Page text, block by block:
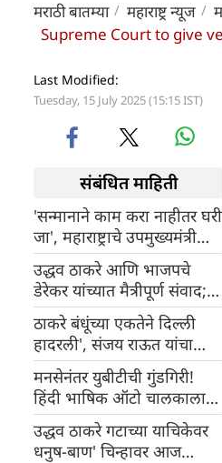
मराठी बातम्या महाराष्ट्र न्यूज
Supreme Court to give
Last Modified:
Tuesday, 15 July 2025 (15:15 IST)
संबंधित माहिती
'सन्मानाने काम करा नाहीतर घरी
जा', महाराष्ट्राचे उपमुख्यमंत्री
एकनाथ शिंदे यांचा मंत्री आणि
आमदारांना इशारा
उद्धव ठाकरे आणि भाजपचे
डेरेकर यांच्यात मैत्रीपूर्ण संवाद;
राजकारणात पुन्हा प्रश्न उपस्थित
ठाकरे बंधूंच्या एकतेने दिल्ली
हादरली', संजय राऊत यांचा
दावा
मनसेनंतर युबीटीची गुंडगिरी!
हिंदी भाषिक ऑटो चालकाला
मारहाण, व्हिडीओ व्हायरल
उद्धव ठाकरे गटाच्या याचिकेवर
धनुष-बाण' चिन्हावर आज